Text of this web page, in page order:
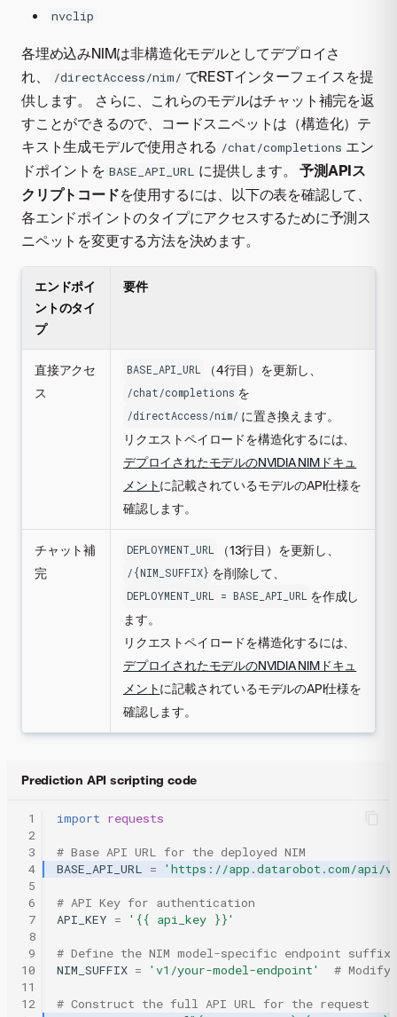
nvclip
各埋め込みNIMは非構造化モデルとしてデプロイさ
れ、
/directAccess/nim/ でRESTインターフェイスを提
供します。 さらに、これらのモデルはチャット補完を返
すことができるので、コードスニペットは（構造化）テ
キスト生成モデルで使用される /chat/completions エン
ドポイントを BASE_API_URL に提供します。予測APIス
クリプトコードを使用するには、以下の表を確認して、
各エンドポイントのタイプにアクセスするために予測ス
ニペットを変更する方法を決めます。
エンドポイ
ントのタイ
プ
要件
直接アクセ
ス
BASE_API_URL （4行目）を更新し、
/chat/completions を
/directAccess/nim/ に置き換えます。
リクエストペイロードを構造化するには、
デプロイされたモデルのNVIDIA NIMドキュ
メントに記載されているモデルのAPI仕様を
確認します。
チャット補
完
DEPLOYMENT_URL （13行目）を更新し、
/{NIM_SUFFIX} を削除して、
DEPLOYMENT_URL = BASE_API_URL を作成し
ます。
リクエストペイロードを構造化するには、
デプロイされたモデルのNVIDIA NIMドキュ
メントに記載されているモデルのAPI仕様を
確認します。
Prediction API scripting code
1
2
3
4
5
6
7
8
9
10
11
12
import requests
# Base API URL for the deployed NIM
BASE_API_URL = 'https://app.datarobot.com/api/
# API Key for authentication
API_KEY = '{{ api_key }}'
# Define the NIM model-specific endpoint
NIM_SUFFIX = 'v1/your-model-endpoint' #
# Construct the full API URL for the request